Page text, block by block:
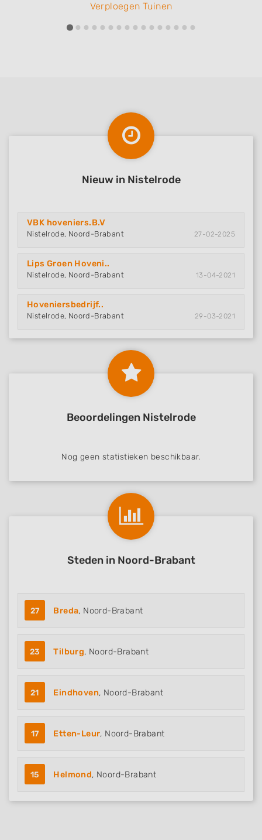
Verploegen Tuinen
Nieuw in Nistelrode
VBK hoveniers.B.V
Nistelrode, Noord-Brabant 27-02-2025
Lips Groen Hoveni..
Nistelrode, Noord-Brabant 13-04-2021
Hoveniersbedrijf..
Nistelrode, Noord-Brabant 29-03-2021
Beoordelingen Nistelrode
Nog geen statistieken beschikbaar.
Steden in Noord-Brabant
27 Breda, Noord-Brabant
23 Tilburg, Noord-Brabant
21 Eindhoven, Noord-Brabant
17 Etten-Leur, Noord-Brabant
15 Helmond, Noord-Brabant